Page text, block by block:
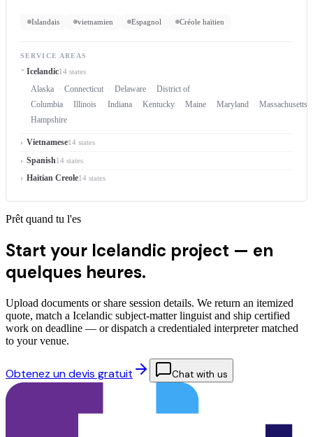
Islandais vietnamien Espagnol Créole haïtien
SERVICE AREAS
Icelandic14 states
Alaska Connecticut Delaware
District of
Columbia
Illinois Indiana Kentucky Maine Maryland
Massachusetts
Hampshire
Vietnamese14 states
Spanish14 states
Haitian Creole14 states
Prêt quand tu l'es
Start your Icelandic project — en
quelques heures.
Upload documents or share session details. We return an itemized
quote, match a Icelandic subject-matter linguist and ship certified
work on deadline — or dispatch a credentialed interpreter matched
to your venue.
Obtenez un devis gratuit Chat with us